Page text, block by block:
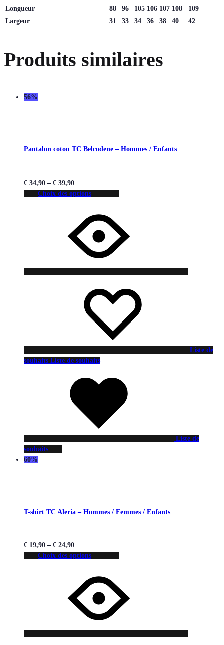
Longueur
88 96 105 106 107 108
109
Largeur
31 33 34 36 38 40 42
Produits similaires
56%
Pantalon coton TC Belcodene – Hommes / Enfants
€ 34,90 – € 39,90
Choix des options
Liste de
souhaits Liste de souhaits
Liste de
souhaits
60%
T-shirt TC Aleria – Hommes / Femmes / Enfants
€ 19,90 – € 24,90
Choix des options